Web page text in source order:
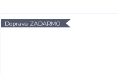
Doprava ZADARMO